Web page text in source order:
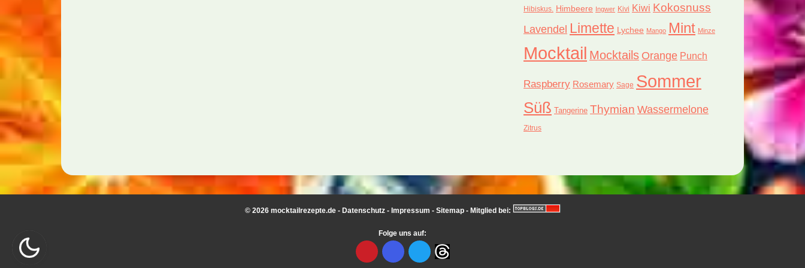
Hibiskus. Himbeere Ingwer Kivi Kiwi Kokosnuss
Lavendel Limette Lychee Mango Mint Minze
Mocktail Mocktails Orange Punch
Raspberry Rosemary Sage Sommer
Süß Tangerine Thymian Wassermelone
Zitrus
© 2026 mocktailrezepte.de - Datenschutz- Impressum - Sitemap- Mitglied bei:
Folge uns auf: